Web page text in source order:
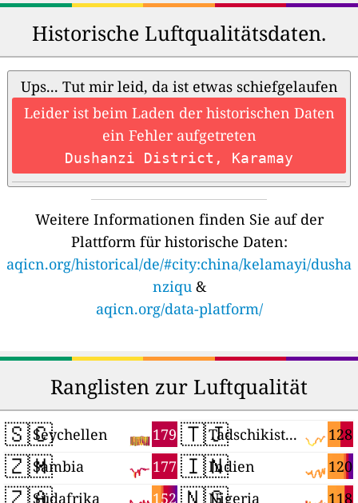
Historische Luftqualitätsdaten.
Ups... Tut mir leid, da ist etwas schiefgelaufen
Leider ist beim Laden der historischen Daten
ein Fehler aufgetreten
Dushanzi District, Karamay
Weitere Informationen finden Sie auf der
Plattform für historische Daten:
aqicn.org/historical/de/#city:china/kelamayi/dusha
nziqu&
aqicn.org/data-platform/
Ranglisten zur Luftqualität
🇸🇨 179
Seychellen
🇿🇲 177
Sambia
152
Südafrika
🇹🇯 128
Tadschikistan
🇮🇳 120
Indien
118
Nigeria